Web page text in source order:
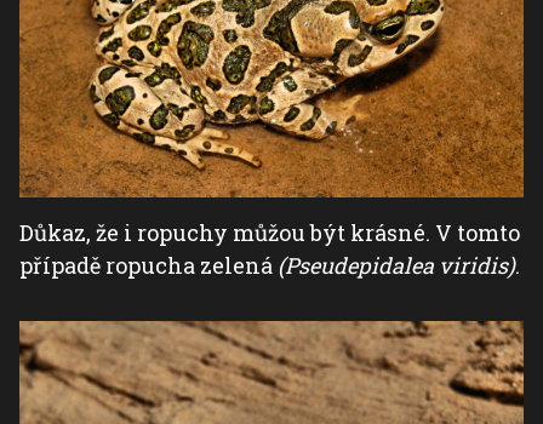
Důkaz, že i ropuchy můžou být krásné. V tomto
případě ropucha zelená (Pseudepidalea viridis).